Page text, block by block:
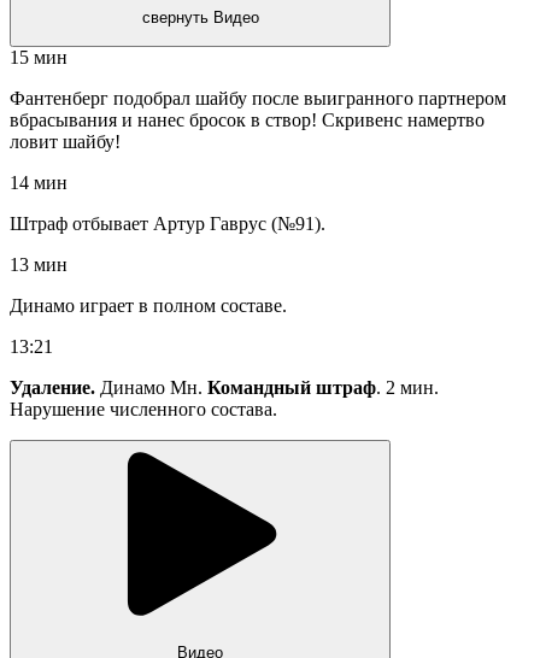
свернуть Видео
15 мин
Фантенберг подобрал шайбу после выигранного партнером
вбрасывания и нанес бросок в створ! Скривенс намертво
ловит шайбу!
14 мин
Штраф отбывает Артур Гаврус (№91).
13 мин
Динамо играет в полном составе.
13:21
Удаление. Динамо Мн. Командный штраф. 2 мин.
Нарушение численного состава.
Видео